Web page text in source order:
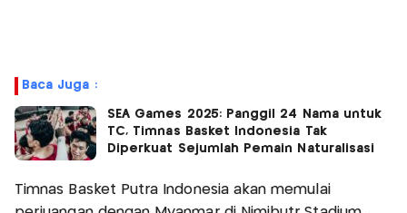
Baca Juga :
SEA Games 2025: Panggil 24 Nama untuk
TC, Timnas Basket Indonesia Tak
Diperkuat Sejumlah Pemain Naturalisasi
Timnas Basket Putra Indonesia akan memulai